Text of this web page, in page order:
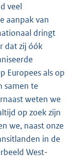
veel
aanpak van
dringt
dat zij óók
Europees als op
samen te
weten we
op zoek zijn
we, naast onze
in de
West-